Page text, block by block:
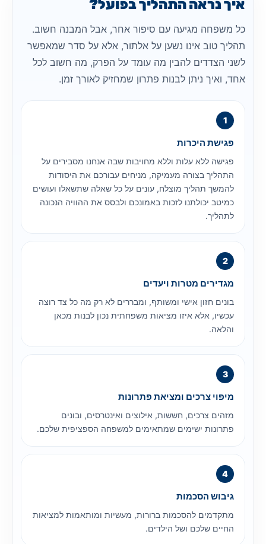
איך נראה התהליך בפועל?
כל משפחה מגיעה עם סיפור אחר, אבל המבנה חשוב.
תהליך טוב אינו נשען על אלתור, אלא על סדר שמאפשר
לשני הצדדים להבין מה עומד על הפרק, מה חשוב לכל
אחד, ואיך ניתן לבנות פתרון שמחזיק לאורך זמן.
פגישת היכרות
פגישה ללא עלות וללא מחויבות שבה אנחנו מסבירים על
התהליך בצורה מעמיקה, מניחים עבורכם את היסודות
להמשך תהליך מוצלח, עונים על כל שאלה שתשאלו ועושים
כמיטב יכולתנו לזכות באמונכם ולבסס את ההוויה הנכונה
לתהליך.
מגדירים מטרות ויעדים
בונים חזון אישי ומשותף, ומבררים לא רק מה כל צד רוצה
עכשיו, אלא איזו מציאות משפחתית נכון לבנות מכאן
והלאה.
מיפוי צרכים ומציאת פתרונות
מזהים צרכים, חששות, אילוצים ואינטרסים, ובונים
פתרונות ישימים שמתאימים למשפחה הספציפית שלכם.
גיבוש הסכמות
מתקדמים להסכמות ברורות, מעשיות ומותאמות למציאות
החיים שלכם ושל הילדים.